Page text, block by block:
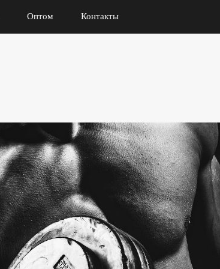
Оптом Контакты